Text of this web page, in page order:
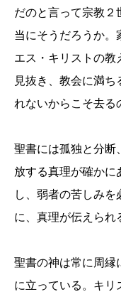
だのと言って宗教２
当にそうだろうか。
エス・キリストの教
見抜き、教会に満
れないからこそ去る
聖書には孤独と分断
放する真理が確かに
し、弱者の苦しみ
に、真理が伝えられ
聖書の神は常に周縁
に立っている。キリ